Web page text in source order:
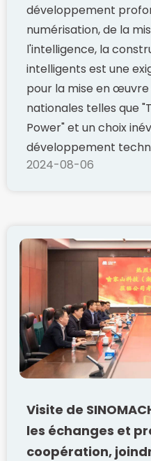
développement
numérisation, de la
l'intelligence, la
intelligents est une
pour la mise en
nationales telles que
Power" et un choix
développement
2024-08-06
Visite de
les échanges et
coopération,